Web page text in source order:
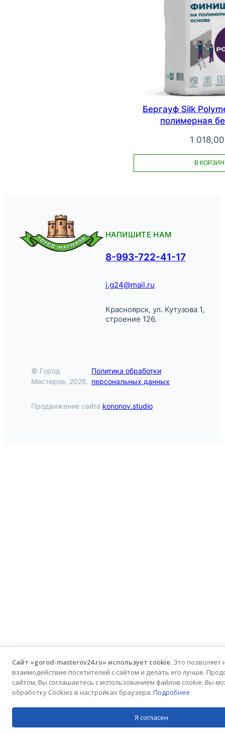
Бергауф Silk
полимерная
1
В
НАПИШИТЕ НАМ
8-993-722-41-17
i.g24@mail.ru
Красноярск, ул. Кутузова 1,
строение 126.
© Город
Мастеров, 2026.
Политика обработки
персональных данных
Продвижение сайта kononov.studio
Сайт «gorod-masterov24.ru» использует cookie. Это позволяет
взаимодействие посетителей с сайтом и делать его лучше.
сайтом, Вы соглашаетесь с использованием файлов cookie. Вы
обработку Cookies в настройках браузера. Подробнее
Я согласен